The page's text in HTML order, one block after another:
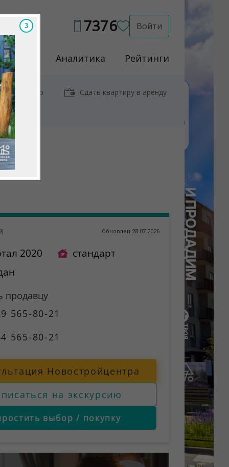
7376 Войти
Услуги Аналитика Рейтинги
у метро Сдать квартиру в аренду
) Обновлен 28.07.2026
2020
стандарт
продавцу
565-80-21
565-80-21
Новостройцентра
на экскурсию
выбор / покупку
1